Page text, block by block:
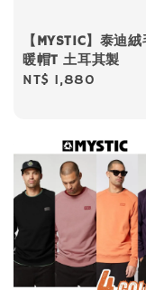
【MYSTIC】泰迪
暖帽T 土耳其製
Regular
NT$ 1,880